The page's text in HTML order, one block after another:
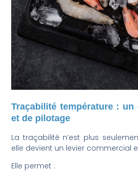
Traçabilité température :
et de pilotage
La traçabilité n’est plus
elle devient un levier commercial
Elle permet :